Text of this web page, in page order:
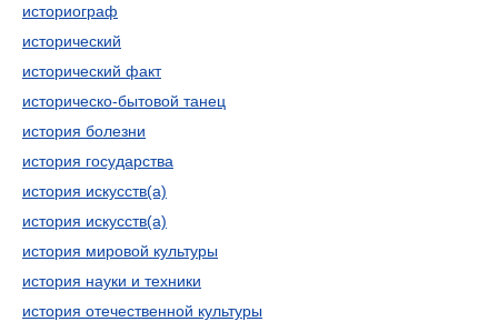
историограф
исторический
исторический факт
историческо-бытовой танец
история болезни
история государства
история искусств(а)
история искусств(а)
история мировой культуры
история науки и техники
история отечественной культуры